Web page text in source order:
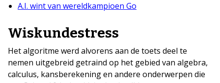
A.I. wint van wereldkampioen Go
Wiskundestress
Het algoritme werd alvorens aan de toets deel te
nemen uitgebreid getraind op het gebied van algebra,
calculus, kansberekening en andere onderwerpen die